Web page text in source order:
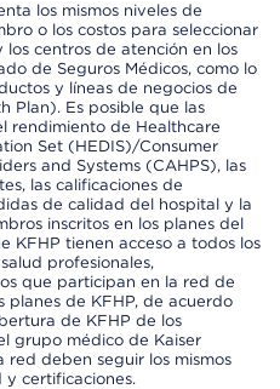
los mismos niveles de
o los costos para seleccionar
centros de atención en los
de Seguros Médicos, como lo
y líneas de negocios de
Plan). Es posible que las
rendimiento de Healthcare
Set (HEDIS)/Consumer
and Systems (CAHPS), las
las calificaciones de
de calidad del hospital y la
inscritos en los planes del
KFHP tienen acceso a todos los
profesionales,
que participan en la red de
de KFHP, de acuerdo
de KFHP de los
grupo médico de Kaiser
red deben seguir los mismos
y certificaciones.